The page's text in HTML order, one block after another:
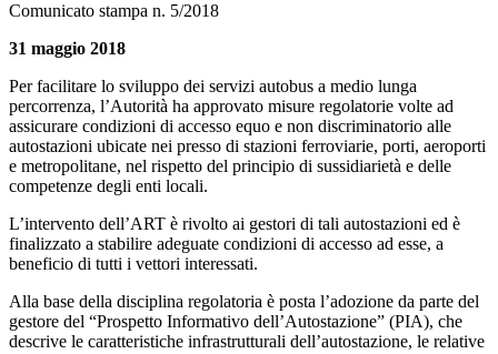
Comunicato stampa n. 5/2018
31 maggio 2018
Per facilitare lo sviluppo dei servizi autobus a medio lunga
percorrenza, l’Autorità ha approvato misure regolatorie volte ad
assicurare condizioni di accesso equo e non discriminatorio alle
autostazioni ubicate nei presso di stazioni ferroviarie, porti, aeroporti
e metropolitane, nel rispetto del principio di sussidiarietà e delle
competenze degli enti locali.
L’intervento dell’ART è rivolto ai gestori di tali autostazioni ed è
finalizzato a stabilire adeguate condizioni di accesso ad esse, a
beneficio di tutti i vettori interessati.
Alla base della disciplina regolatoria è posta l’adozione da parte del
gestore del “Prospetto Informativo dell’Autostazione” (PIA), che
descrive le caratteristiche infrastrutturali dell’autostazione, le relative